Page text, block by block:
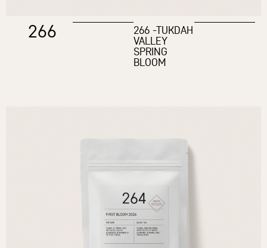
266 266 -TUKDAH
VALLEY
SPRING
BLOOM